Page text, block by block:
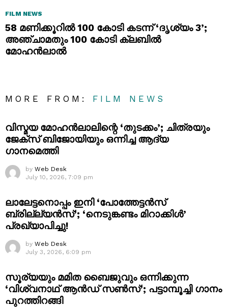
FILM NEWS
58 മണിക്കൂറിൽ 100 കോടി കടന്ന് ‘ദൃശ്യം 3’;
അഞ്ചാമതും 100 കോടി ക്ലബിൽ
മോഹൻലാൽ
MORE FROM: FILM NEWS
വിസ്മയ മോഹൻലാലിന്റെ ‘തുടക്കം’; ചിത്രയും
ജേക്സ് ബിജോയിയും ഒന്നിച്ച ആദ്യ
ഗാനമെത്തി
by Web Desk
July 10, 2026, 7:09 pm
ലാലേട്ടനൊപ്പം ഇനി ‘പോത്തേട്ടൻസ്
ബ്രില്ല്യൻസ്’; ‘നെടുങ്കണ്ടം മിറാക്കിൾ’
പ്രഖ്യാപിച്ചു!
by Web Desk
July 3, 2026, 6:09 pm
സൂര്യയും മമിത ബൈജുവും ഒന്നിക്കുന്ന
‘വിശ്വനാഥ് ആൻഡ് സൺസ്’; പട്ടാമ്പൂച്ചി ഗാനം
പുറത്തിറങ്ങി